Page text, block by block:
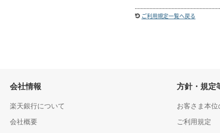
ご利用規定一覧へ戻る
会社情報
楽天銀行について
会社概要
方針・規定
お客さま本
ご利用規定